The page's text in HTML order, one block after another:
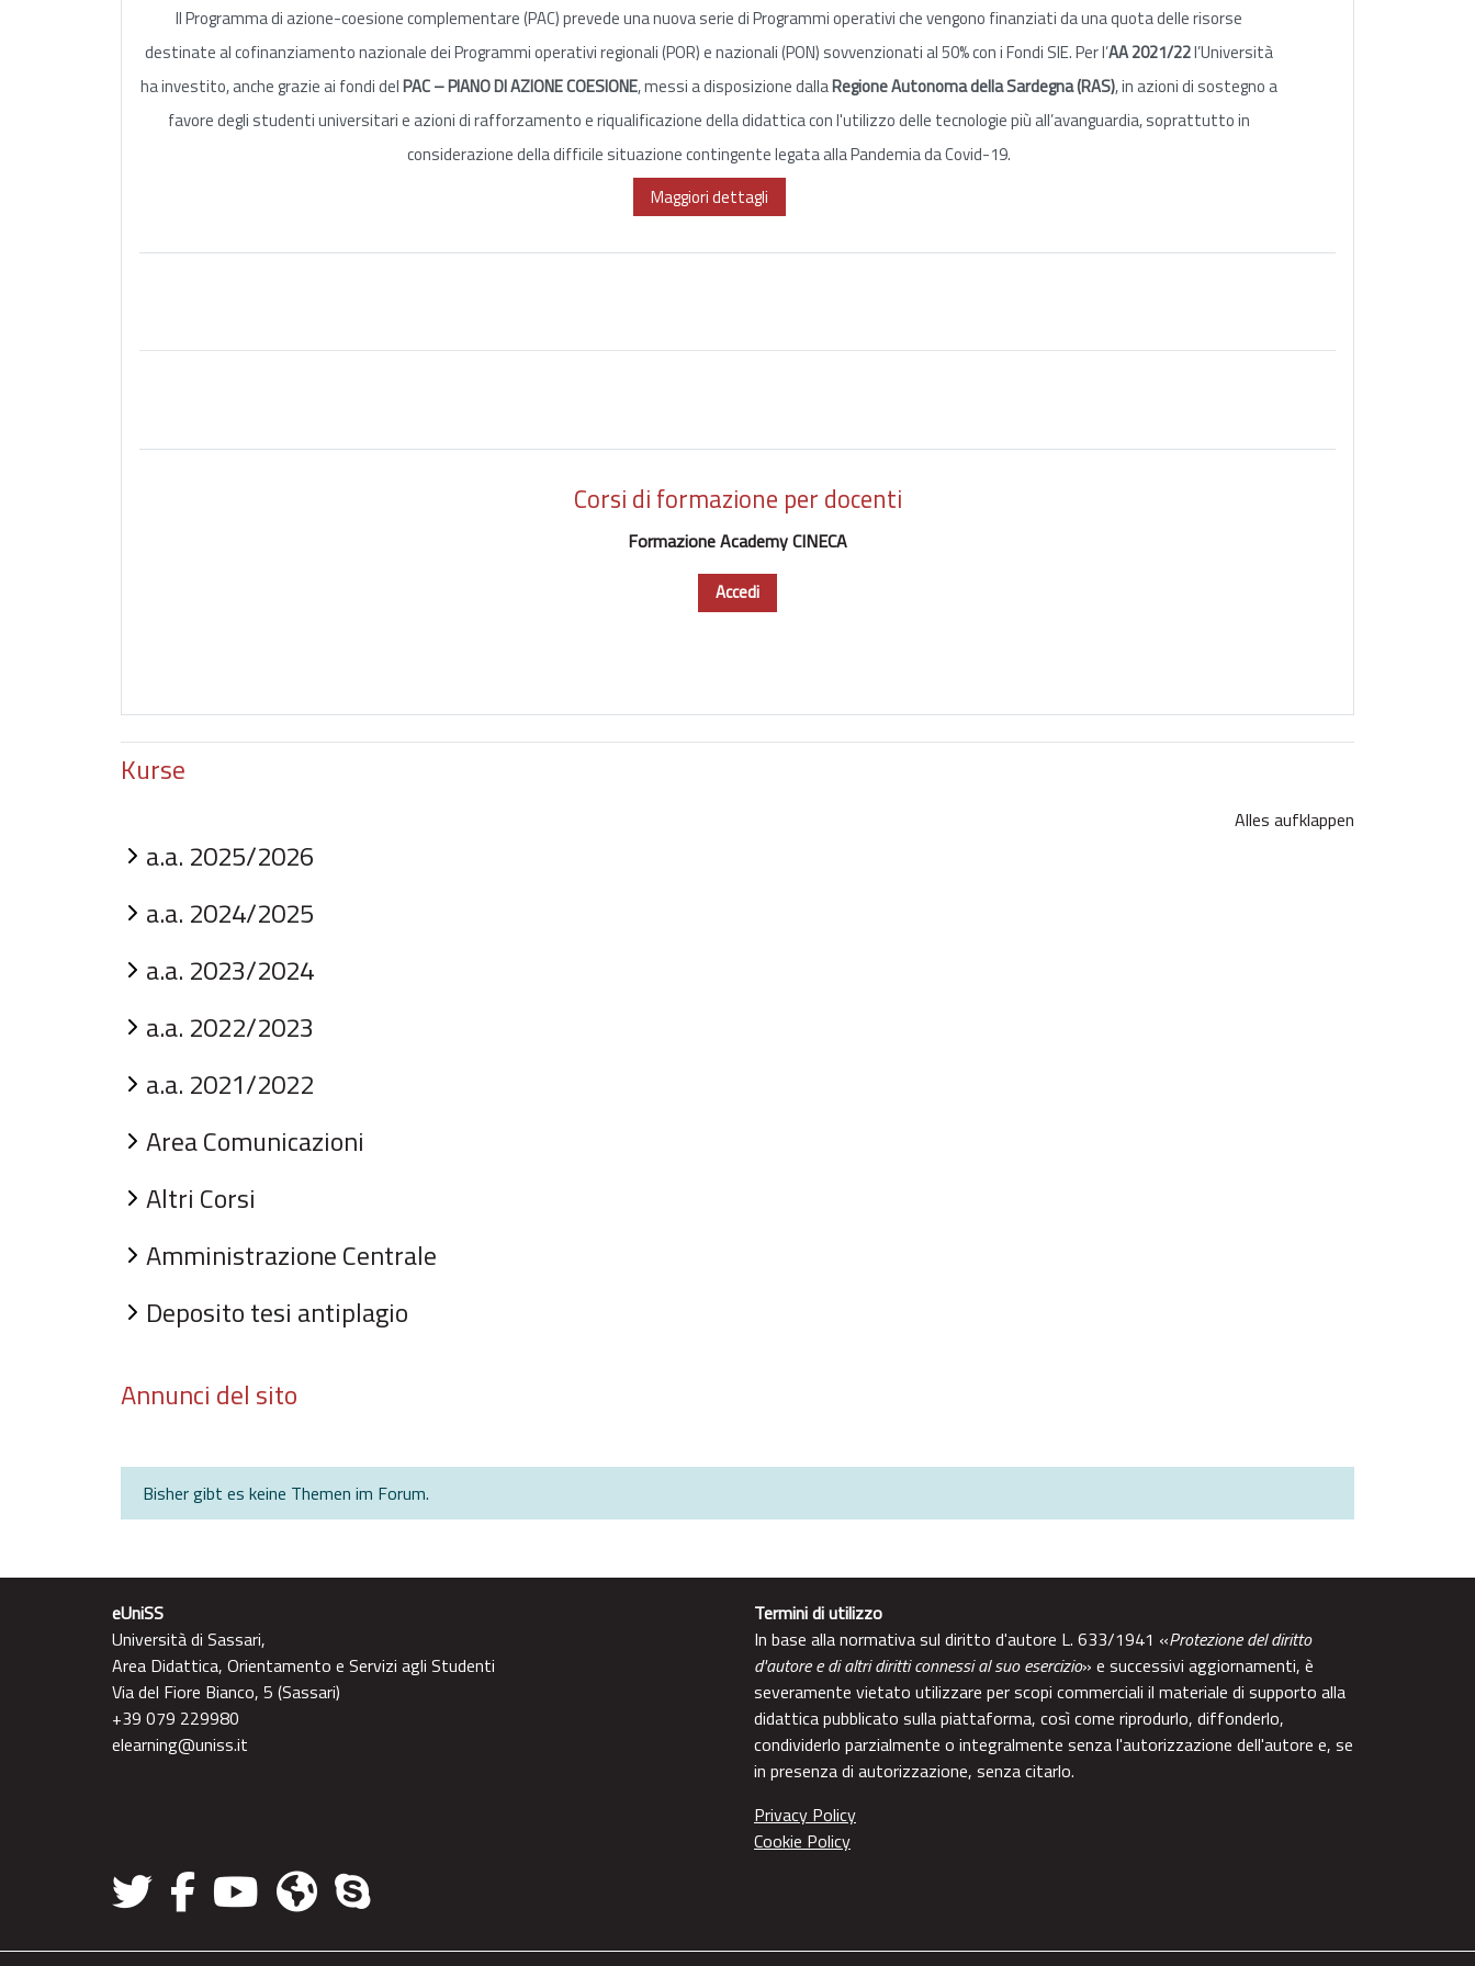
Il Programma di azione-coesione complementare (PAC) prevede una nuova serie di Programmi operativi che vengono finanziati da una quota delle risorse
destinate al cofinanziamento nazionale dei Programmi operativi regionali (POR) e nazionali (PON) sovvenzionati al 50% con i Fondi SIE. Per l’AA 2021/22l’Università
ha investito, anche grazie ai fondi delPAC – PIANO DI AZIONE COESIONE, messi a disposizione dallaRegione Autonoma della Sardegna (RAS), in azioni di sostegno a
favore degli studenti universitari e azioni di rafforzamento e riqualificazione della didattica con l'utilizzo delle tecnologie più all’avanguardia, soprattutto in
considerazione della difficile situazione contingente legata alla Pandemia da Covid-19.
Maggiori dettagli
Corsi di formazione per docenti
Formazione Academy CINECA
Accedi
Kurse
Alles aufklappen
a.a. 2025/2026
a.a. 2024/2025
a.a. 2023/2024
a.a. 2022/2023
a.a. 2021/2022
Area Comunicazioni
Altri Corsi
Amministrazione Centrale
Deposito tesi antiplagio
Annunci del sito
Bisher gibt es keine Themen im Forum.
eUniSS
Università di Sassari,
Area Didattica, Orientamento e Servizi agli Studenti
Via del Fiore Bianco, 5 (Sassari)
+39 079 229980
elearning@uniss.it
Termini di utilizzo
In base alla normativa sul diritto d'autore L. 633/1941 «Protezione del diritto
d'autore e di altri diritti connessi al suo esercizio» e successivi aggiornamenti, è
severamente vietato utilizzare per scopi commerciali il materiale di supporto alla
didattica pubblicato sulla piattaforma, così come riprodurlo, diffonderlo,
condividerlo parzialmente o integralmente senza l'autorizzazione dell'autore e, se
in presenza di autorizzazione, senza citarlo.
Privacy Policy
Cookie Policy